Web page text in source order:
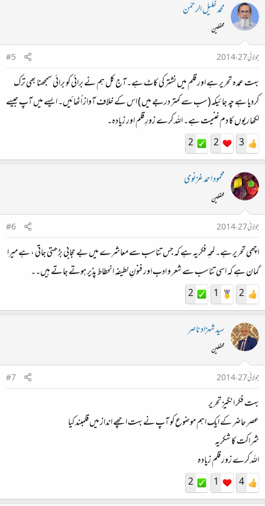
محمد خلیل الرحمٰن
محفلین
جولائی 27، 2014
#5
بہت عمدہ تحریر ہے اور قلم میں نشتر کی کاٹ ہے۔آج کل ہم نے برائی کو برائی سمجھنا بھی ترک
کردیا ہے چہ جائیکہ (سب سے کمتر درجے میں ) اس کے خلاف آواز اُٹھائیں۔ ایسے میں آپ جیسے
لکھاریوں کا دم غنیمت ہے۔ اللہ کرے زورِ قلم اور زیادہ۔
3
2
2
محمود احمد غزنوی
محفلین
جولائی 27، 2014
#6
اچھی تحریر ہے۔ لمحہِ فکریہ ہے کہ جس تناسب سے معاشرے میں بے حجابی بڑھتی جاتی ، ہے میرا
گمان ہے کہ اسی تناسب سے شعر و ادب اور فنونِ لطیفہ انحطاط پذیر ہوتے جاتے ہیں۔۔
2
1
2
سید شہزاد ناصر
محفلین
جولائی 27، 2014
#7
بہت فکر انگیز تحریر
عصر حاضر کے ایک اہم موضوع کو آپ نے بہت اچھے انداز میں قلمبند کیا
شراکت کا شکریہ
اللہ کرے زور قلم زیادہ
4
1
2